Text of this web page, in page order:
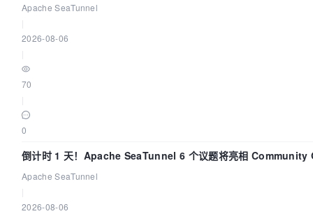
Apache SeaTunnel
2026-08-06
70
0
倒计时 1 天！Apache SeaTunnel 6 个议题将亮相
Apache SeaTunnel
2026-08-06